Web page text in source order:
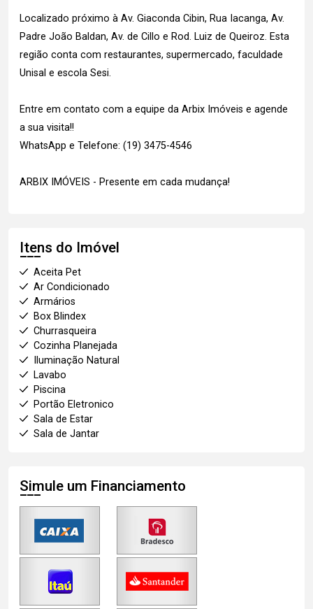
Localizado próximo à Av. Giaconda Cibin, Rua Iacanga, Av.
Padre João Baldan, Av. de Cillo e Rod. Luiz de Queiroz. Esta
região conta com restaurantes, supermercado, faculdade
Unisal e escola Sesi.
Entre em contato com a equipe da Arbix Imóveis e agende
a sua visita!!
WhatsApp e Telefone: (19) 3475-4546
ARBIX IMÓVEIS - Presente em cada mudança!
Itens do Imóvel
Aceita Pet
Ar Condicionado
Armários
Box Blindex
Churrasqueira
Cozinha Planejada
Iluminação Natural
Lavabo
Piscina
Portão Eletronico
Sala de Estar
Sala de Jantar
Simule um Financiamento